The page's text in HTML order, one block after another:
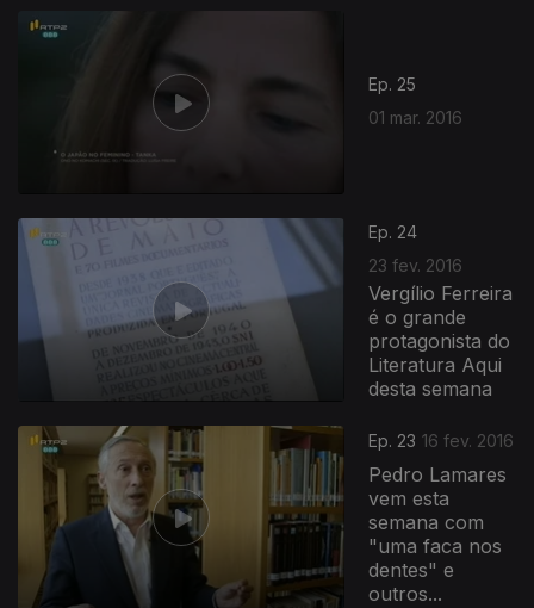
Ep. 25
01 mar. 2016
Ep. 24
23 fev. 2016
Vergílio Ferreira
é o grande
protagonista do
Literatura Aqui
desta semana
Ep. 23 16 fev. 2016
Pedro Lamares
vem esta
semana com
"uma faca nos
dentes" e
outros...